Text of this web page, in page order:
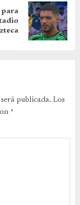
para
publicada. Los
*